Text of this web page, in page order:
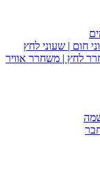
חום | שעוני לחץ
לחץ | משחרר אוויר